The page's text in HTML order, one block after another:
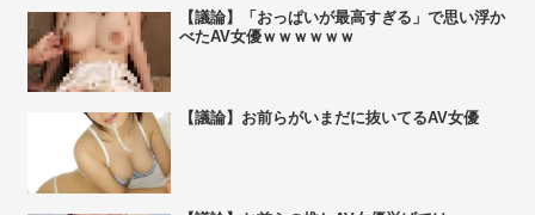
【議論】「おっぱいが最高すぎる」で思い浮か
べたAV女優ｗｗｗｗｗｗ
【議論】お前らがいまだに抜いてるAV女優